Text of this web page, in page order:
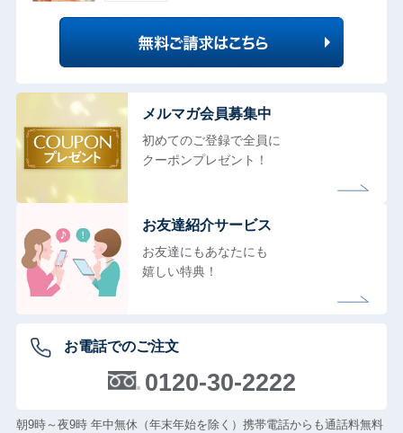
メルマガ会員募集中
初めてのご登録で全員に
クーポンプレゼント！
お友達紹介サービス
お友達にもあなたにも
嬉しい特典！
お電話でのご注文
0120-30-2222
朝9時～夜9時 年中無休（年末年始を除く）携帯電話からも通話料無料